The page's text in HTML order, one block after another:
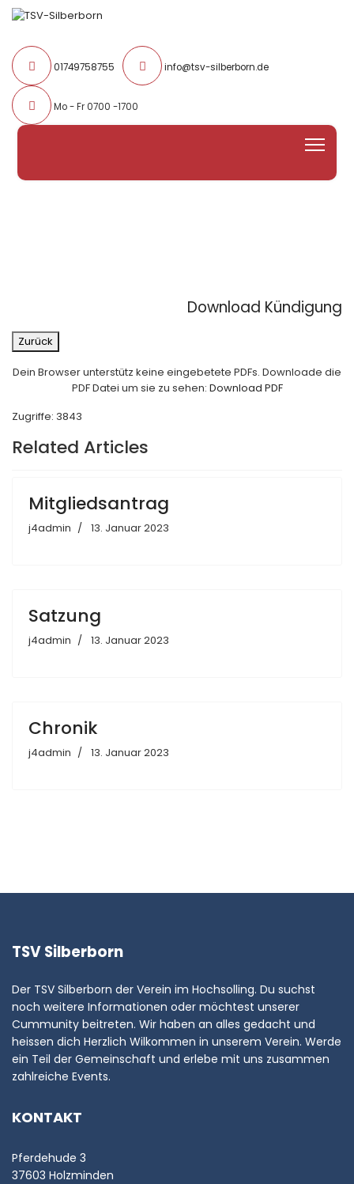
01749758755 info@tsv-silberborn.de
Mo - Fr 0700 -1700
Download Kündigung
Zurück
Dein Browser unterstütz keine eingebetete PDFs. Downloade die
PDF Datei um sie zu sehen: Download PDF
Zugriffe: 3843
Related Articles
Mitgliedsantrag
j4admin 13. Januar 2023
Satzung
j4admin 13. Januar 2023
Chronik
j4admin 13. Januar 2023
TSV Silberborn
Der TSV Silberborn der Verein im Hochsolling. Du suchst
noch weitere Informationen oder möchtest unserer
Cummunity beitreten. Wir haben an alles gedacht und
heissen dich Herzlich Wilkommen in unserem Verein. Werde
ein Teil der Gemeinschaft und erlebe mit uns zusammen
zahlreiche Events.
KONTAKT
Pferdehude 3
37603 Holzminden